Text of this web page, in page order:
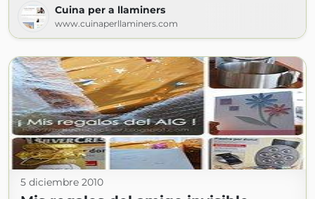
Cuina per a llaminers
www.cuinaperllaminers.com
5 diciembre 2010